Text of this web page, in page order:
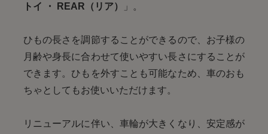
トイ ・ REAR（リア）
」。
ひもの長さを調節することができるので、お子様の
月齢や身長に合わせて使いやすい長さにすることが
できます。ひもを外すことも可能なため、車のおも
ちゃとしてもお使いいただけます。
リニューアルに伴い、車輪が大きくなり、安定感が